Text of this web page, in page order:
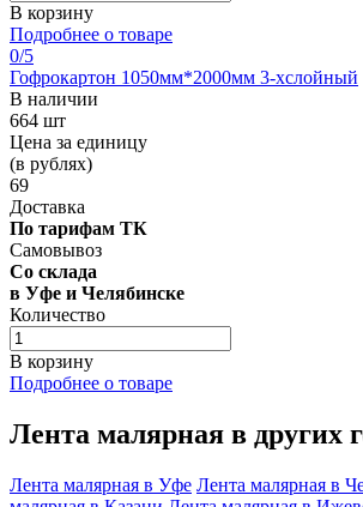
В корзину
Подробнее о товаре
0/5
Гофрокартон 1050мм*2000мм 3-хслойный
В наличии
664 шт
Цена за единицу
(в рублях)
69
Доставка
По тарифам ТК
Самовывоз
Со склада
в Уфе и Челябинске
Количество
В корзину
Подробнее о товаре
Лента малярная в других
Лента малярная в Уфе Лента малярная в